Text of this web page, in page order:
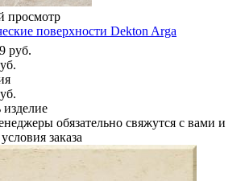
просмотр
поверхности Dekton Arga
руб.
изделие
обязательно свяжутся с вами и
заказа